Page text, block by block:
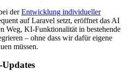
derEntwicklung individueller
auf Laravel setzt, eröffnet das AI
Weg, KI-Funktionalität in bestehende
– ohne dass wir dafür eigene
müssen.
Updates